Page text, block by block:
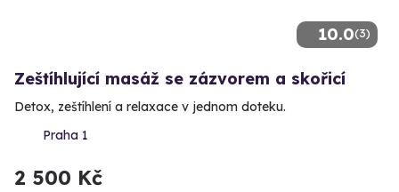
10.0(3)
Zeštíhlující masáž se zázvorem a skořicí
Detox, zeštíhlení a relaxace v jednom doteku.
Praha 1
2 500 Kč